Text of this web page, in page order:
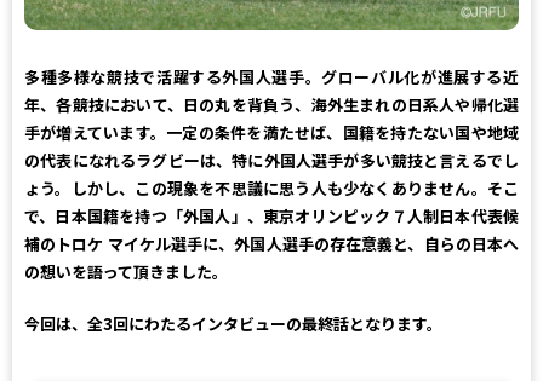
多種多様な競技で活躍する外国人選手。グローバル化が進展する近
年、各競技において、日の丸を背負う、海外生まれの日系人や帰化選
手が増えています。一定の条件を満たせば、国籍を持たない国や地域
の代表になれるラグビーは、特に外国人選手が多い競技と言えるでし
ょう。しかし、この現象を不思議に思う人も少なくありません。そこ
で、日本国籍を持つ「外国人」、東京オリンピック７人制日本代表候
補のトロケ マイケル選手に、外国人選手の存在意義と、自らの日本へ
の想いを語って頂きました。
今回は、全3回にわたるインタビューの最終話となります。